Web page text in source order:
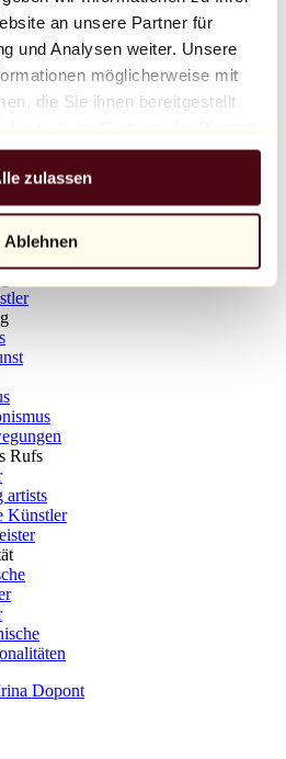
an unsere Partner für
und Analysen weiter. Unsere
möglicherweise mit
die Sie ihnen bereitgestellt
zulassen
Ablehnen
Rufs
artists
Künstler